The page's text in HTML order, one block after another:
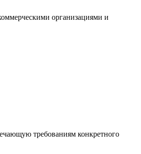
организациями и
требованиям конкретного